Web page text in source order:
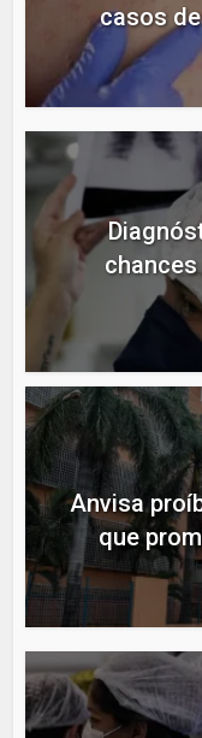
casos
Anvisa
que